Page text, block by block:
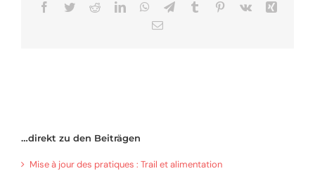
Facebook
TwitterRedditLinkedInWhatsApp
TelegramTumblr Pinterest
Vk
Email
…direkt zu den Beiträgen
Mise à jour des pratiques : Trail et alimentation